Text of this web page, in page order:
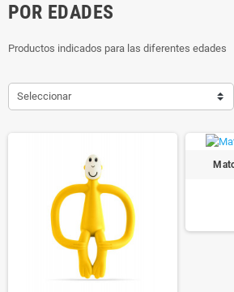
POR EDADES
Productos indicados para las diferentes edades
Seleccionar